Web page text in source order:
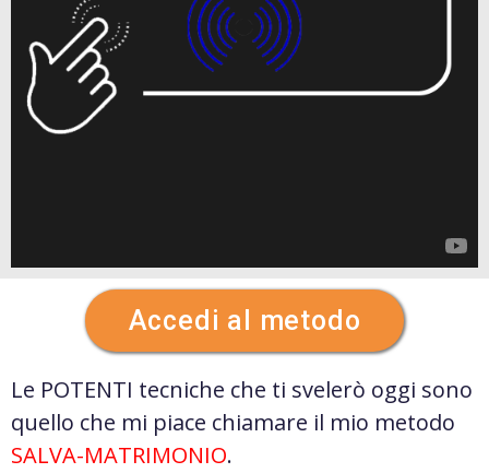
Accedi al metodo
Le POTENTI tecniche che ti svelerò oggi sono
quello che mi piace chiamare il mio metodo
SALVA-MATRIMONIO.